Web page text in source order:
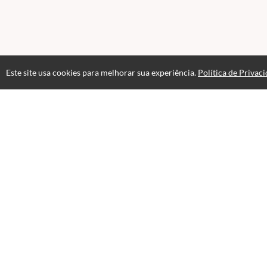
Este site usa cookies para melhorar sua experiência. Política de